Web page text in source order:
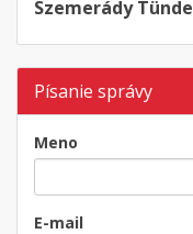
Szemerády Tünde
Písanie správy
Meno
E-mail